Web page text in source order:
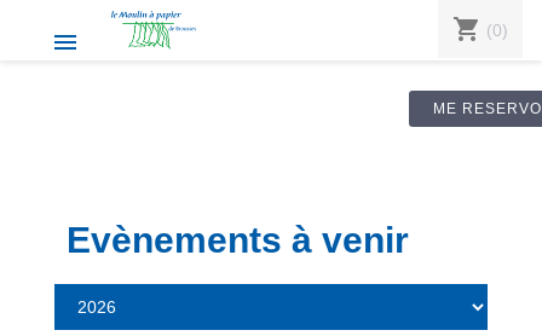
 shopping_cart (0)
ME RESERVO
Evènements à venir